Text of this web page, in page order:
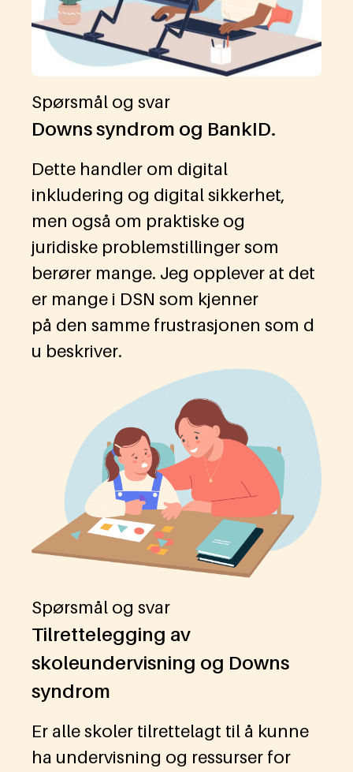
Spørsmål og svar
Downs syndrom og BankID.
Dette handler om digital
inkludering og digital sikkerhet,
men også om praktiske og
juridiske problemstillinger som
berører mange. Jeg opplever at det
er mange i DSN som kjenner
på den samme frustrasjonen som d
u beskriver.
Spørsmål og svar
Tilrettelegging av
skoleundervisning og Downs
syndrom
Er alle skoler tilrettelagt til å kunne
ha undervisning og ressurser for